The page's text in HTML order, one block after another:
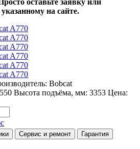
на сайте.
Bobcat
Высота подъёма, мм: 3353 Цена:
Сервис и ремонт
Гарантия